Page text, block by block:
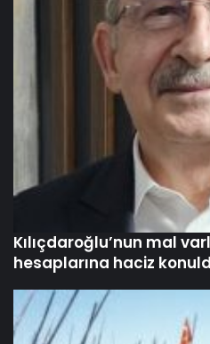
Kılıçdaroğlu’nun mal
hesaplarına haciz